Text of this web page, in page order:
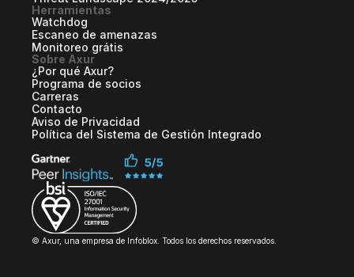
Herramientas
Watchdog
Escaneo de amenazas
Monitoreo grátis
Sobre Axur
¿Por qué Axur?
Programa de socios
Carreras
Contacto
Aviso de Privacidad
Política del Sistema de Gestión Integrado
© Axur, una empresa de Infoblox. Todos los derechos reservados.